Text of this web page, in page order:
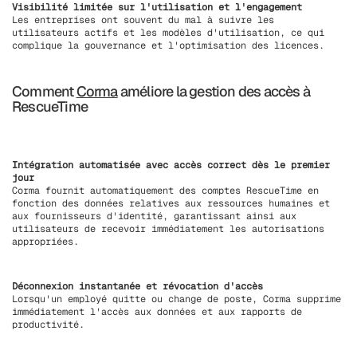
Visibilité limitée sur l'utilisation et l'engagement
Les entreprises ont souvent du mal à suivre les
utilisateurs actifs et les modèles d'utilisation, ce qui
complique la gouvernance et l'optimisation des licences.
CommentCormaaméliore la gestion des accès à
RescueTime
Intégration automatisée avec accès correct dès le premier
jour
Corma fournit automatiquement des comptes RescueTime en
fonction des données relatives aux ressources humaines et
aux fournisseurs d'identité, garantissant ainsi aux
utilisateurs de recevoir immédiatement les autorisations
appropriées.
Déconnexion instantanée et révocation d'accès
Lorsqu'un employé quitte ou change de poste, Corma supprime
immédiatement l'accès aux données et aux rapports de
productivité.